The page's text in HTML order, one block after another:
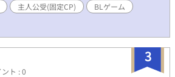
主人公受(固定CP)
BLゲーム
3
ト : 0